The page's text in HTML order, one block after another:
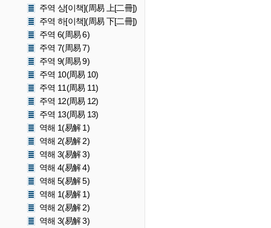
주역 상[이책](周易 上[二冊])
주역 하[이책](周易 下[二冊])
주역 6(周易 6)
주역 7(周易 7)
주역 9(周易 9)
주역 10(周易 10)
주역 11(周易 11)
주역 12(周易 12)
주역 13(周易 13)
역해 1(易解 1)
역해 2(易解 2)
역해 3(易解 3)
역해 4(易解 4)
역해 5(易解 5)
역해 1(易解 1)
역해 2(易解 2)
역해 3(易解 3)